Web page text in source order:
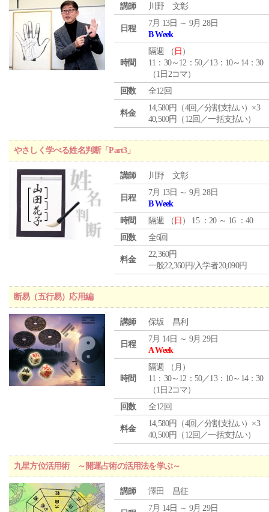
講師 川野 文彰
日程
7月 13日 ～ 9月 28日
B Week
時間
隔週 （ 日 ）
11：30～12：50／13：10～14：30
（1日2コマ）
回数
全12回
料金
14,580円（4回／分割支払い）×3
40,500円（12回／一括支払い）
やさしく学べる姓名判断「Part3」
講師 川野 文彰
日程
7月 13日 ～ 9月 28日
B Week
時間
隔週 （ 日 ） 15 ：20 ～ 16 ：40
回数
全6回
料金
22,360円
一般22,360円/入学者20,090円
断易（五行易）応用編
講師 保坂 昌利
日程
7月 14日 ～ 9月 29日
A Week
時間
隔週 （ 月 ）
11：30～12：50／13：10～14：30
（1日2コマ）
回数
全12回
料金
14,580円（4回／分割支払い）×3
40,500円（12回／一括支払い）
九星方位活用術 ～開運占術の活用法を学ぶ～
講師 澤田 昌征
7月 14日 ～ 9月 29日